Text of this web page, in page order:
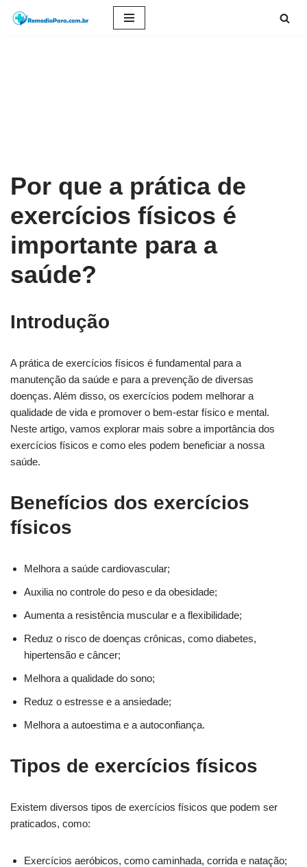
Por que a prática de
exercícios físicos é
importante para a
saúde?
Introdução
A prática de exercícios físicos é fundamental para a
manutenção da saúde e para a prevenção de diversas
doenças. Além disso, os exercícios podem melhorar a
qualidade de vida e promover o bem-estar físico e mental.
Neste artigo, vamos explorar mais sobre a importância dos
exercícios físicos e como eles podem beneficiar a nossa
saúde.
Benefícios dos exercícios
físicos
Melhora a saúde cardiovascular;
Auxilia no controle do peso e da obesidade;
Aumenta a resistência muscular e a flexibilidade;
Reduz o risco de doenças crônicas, como diabetes,
hipertensão e câncer;
Melhora a qualidade do sono;
Reduz o estresse e a ansiedade;
Melhora a autoestima e a autoconfiança.
Tipos de exercícios físicos
Existem diversos tipos de exercícios físicos que podem ser
praticados, como:
Exercícios aeróbicos, como caminhada, corrida e natação;